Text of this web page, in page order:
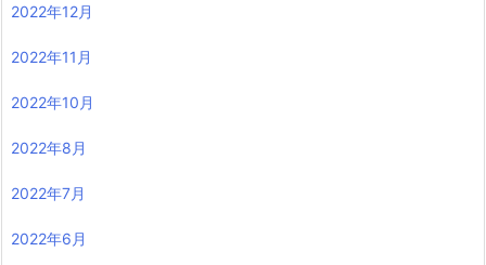
2022年12月
2022年11月
2022年10月
2022年8月
2022年7月
2022年6月